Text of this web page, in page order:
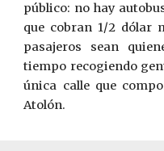
público: no hay
que cobran 1/2 dólar
pasajeros sean
tiempo recogiendo
única calle que
Atolón.